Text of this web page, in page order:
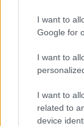
I want to
Google for
I want to
I want to
related to
device